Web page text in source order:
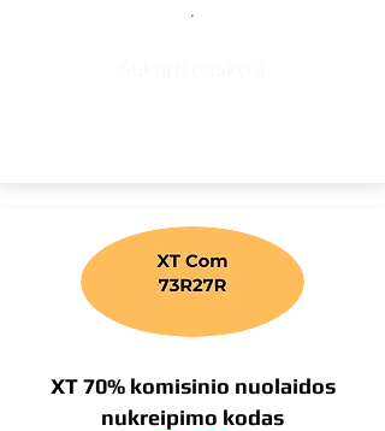
.
XT 70% komisinio nuolaidos
nukreipimo kodas